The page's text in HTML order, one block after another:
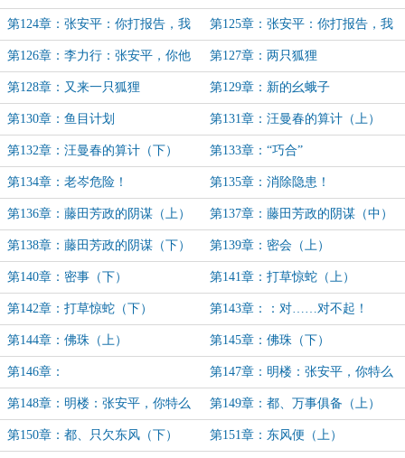
批条子（中上） 批条子（中下）
第124章：张安平：你打报告，我
批条子（下1）
第125章：张安平：你打报告，我
批条子（下完）
第126章：李力行：张安平，你他
吗不讲武德！
第127章：两只狐狸
第128章：又来一只狐狸 第129章：新的幺蛾子
第130章：鱼目计划 第131章：汪曼春的算计（上）
第132章：汪曼春的算计（下） 第133章：“巧合”
第134章：老岑危险！ 第135章：消除隐患！
第136章：藤田芳政的阴谋（上） 第137章：藤田芳政的阴谋（中）
第138章：藤田芳政的阴谋（下） 第139章：密会（上）
第140章：密事（下） 第141章：打草惊蛇（上）
第142章：打草惊蛇（下） 第143章：：对……对不起！
第144章：佛珠（上） 第145章：佛珠（下）
第146章： 第147章：明楼：张安平，你特么
到底是谁！（上）
第148章：明楼：张安平，你特么
到底是谁！（下）
第149章：都、万事俱备（上）
第150章：都、只欠东风（下） 第151章：东风便（上）